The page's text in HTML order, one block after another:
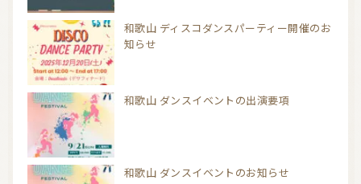
和歌山 ディスコダンスパーティー開催のお
知らせ
和歌山 ダンスイベントの出演要項
和歌山 ダンスイベントのお知らせ